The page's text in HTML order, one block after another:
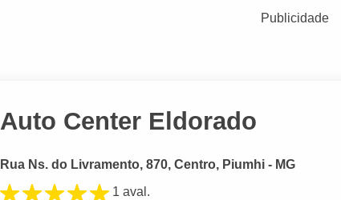
Publicidade
Auto Center Eldorado
Rua Ns. do Livramento, 870, Centro, Piumhi - MG
1 aval.